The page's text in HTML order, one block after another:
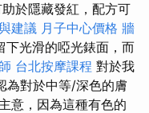
於隱藏發紅，配方可
建議 月子中心價格 牆
下光滑的啞光錶面，而
台北按摩課程 對於我
為對於中等/深色的膚
意，因為這種有色的